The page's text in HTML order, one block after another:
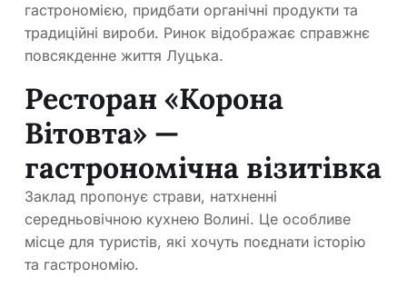
гастрономією, придбати органічні продукти та
традиційні вироби. Ринок відображає справжнє
повсякденне життя Луцька.
Ресторан «Корона
Вітовта» —
гастрономічна візитівка
Заклад пропонує страви, натхненні
середньовічною кухнею Волині. Це особливе
місце для туристів, які хочуть поєднати історію
та гастрономію.